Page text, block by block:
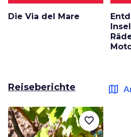
Die Via del Mare
Reiseberichte map
favorite_border